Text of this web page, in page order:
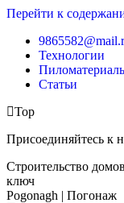
Перейти к
Технологии
Статьи
Top
Присоединяйтесь к
Строительство
ключ
Pogonagh | Погонаж